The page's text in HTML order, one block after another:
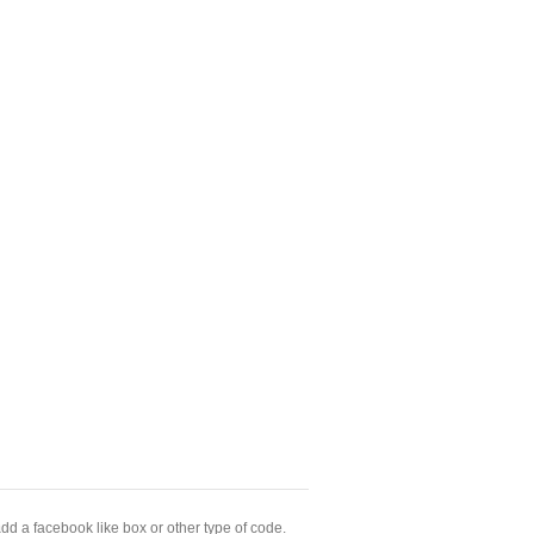
a facebook like box or other type of code.